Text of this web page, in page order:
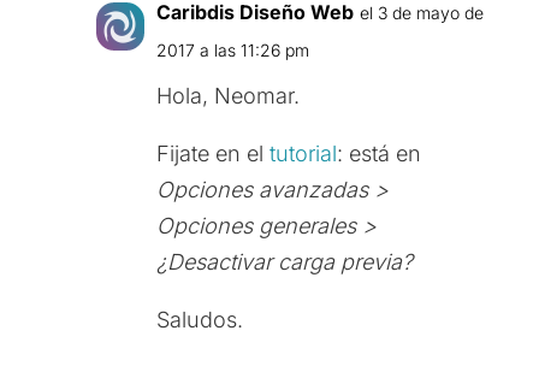
Caribdis Diseño Web el 3 de mayo de
2017 a las 11:26 pm
Hola, Neomar.
Fijate en el tutorial: está en
Opciones avanzadas >
Opciones generales >
¿Desactivar carga previa?
Saludos.